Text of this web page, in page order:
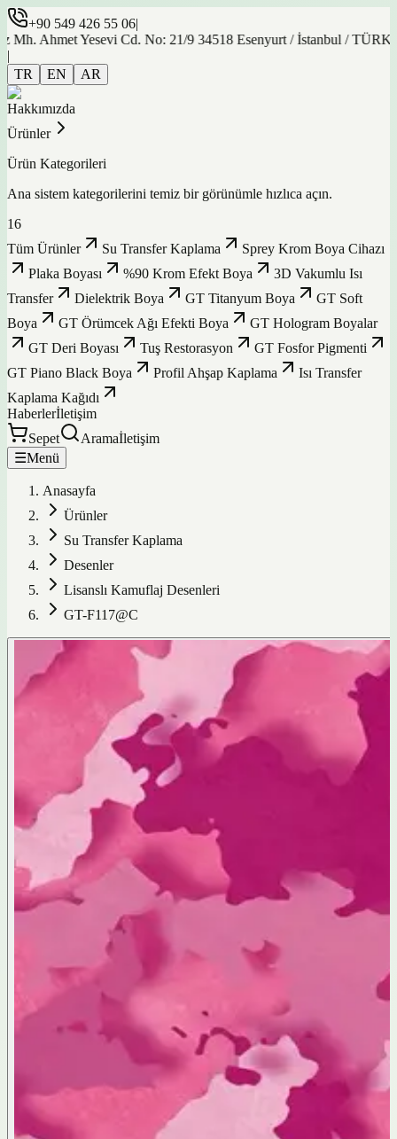
+90 549 426 55 06|
Ahmet Yesevi Cd. No: 21/9 34518 Esenyurt / İstanbul /
|
TR
EN AR
Hakkımızda
Ürünler
Ürün Kategorileri
Ana sistem kategorilerini temiz bir görünümle hızlıca açın.
16
Tüm Ürünler
Su Transfer Kaplama
Sprey Krom Boya Cihazı
Plaka Boyası
%90 Krom Efekt Boya
3D Vakumlu Isı
Transfer
Dielektrik Boya GT Titanyum Boya
GT Soft
Boya
GT Örümcek Ağı Efekti Boya
GT Hologram Boyalar
GT Deri Boyası
Tuş Restorasyon
GT Fosfor Pigmenti
GT Piano Black Boya
Profil Ahşap Kaplama
Isı Transfer
Kaplama Kağıdı
Haberlerİletişim
Sepet
Aramaİletişim
☰Menü
Anasayfa
Ürünler
Su Transfer Kaplama
Desenler
Lisanslı Kamuflaj Desenleri
GT-F117@C